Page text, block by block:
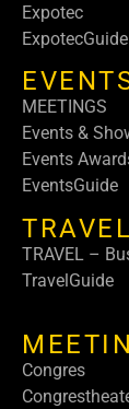
Expotec
ExpotecGuide
MEETINGS
Events &
Events
EventsGuide
TRAVEL
TRAVEL –
TravelGuide
Congres